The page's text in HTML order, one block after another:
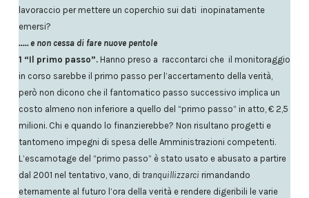
lavoraccio per mettere un coperchio sui dati inopinatamente
emersi?
..… e non cessa di fare nuove pentole
1 “Il primo passo”.Hanno preso a raccontarci che il monitoraggio
in corso sarebbe il primo passo per l’accertamento della verità,
però non dicono che il fantomatico passo successivo implica un
costo almeno non inferiore a quello del “primo passo” in atto, € 2,5
milioni. Chi e quando lo finanzierebbe? Non risultano progetti e
tantomeno impegni di spesa delle Amministrazioni competenti.
L’escamotage del “primo passo” è stato usato e abusato a partire
dal 2001 nel tentativo, vano, di tranquillizzarci rimandando
eternamente al futuro l’ora della verità e rendere digeribili le varie